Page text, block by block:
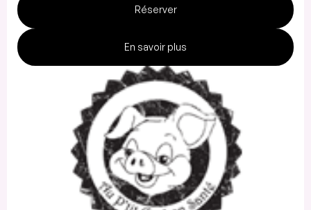
Réserver
En savoir plus